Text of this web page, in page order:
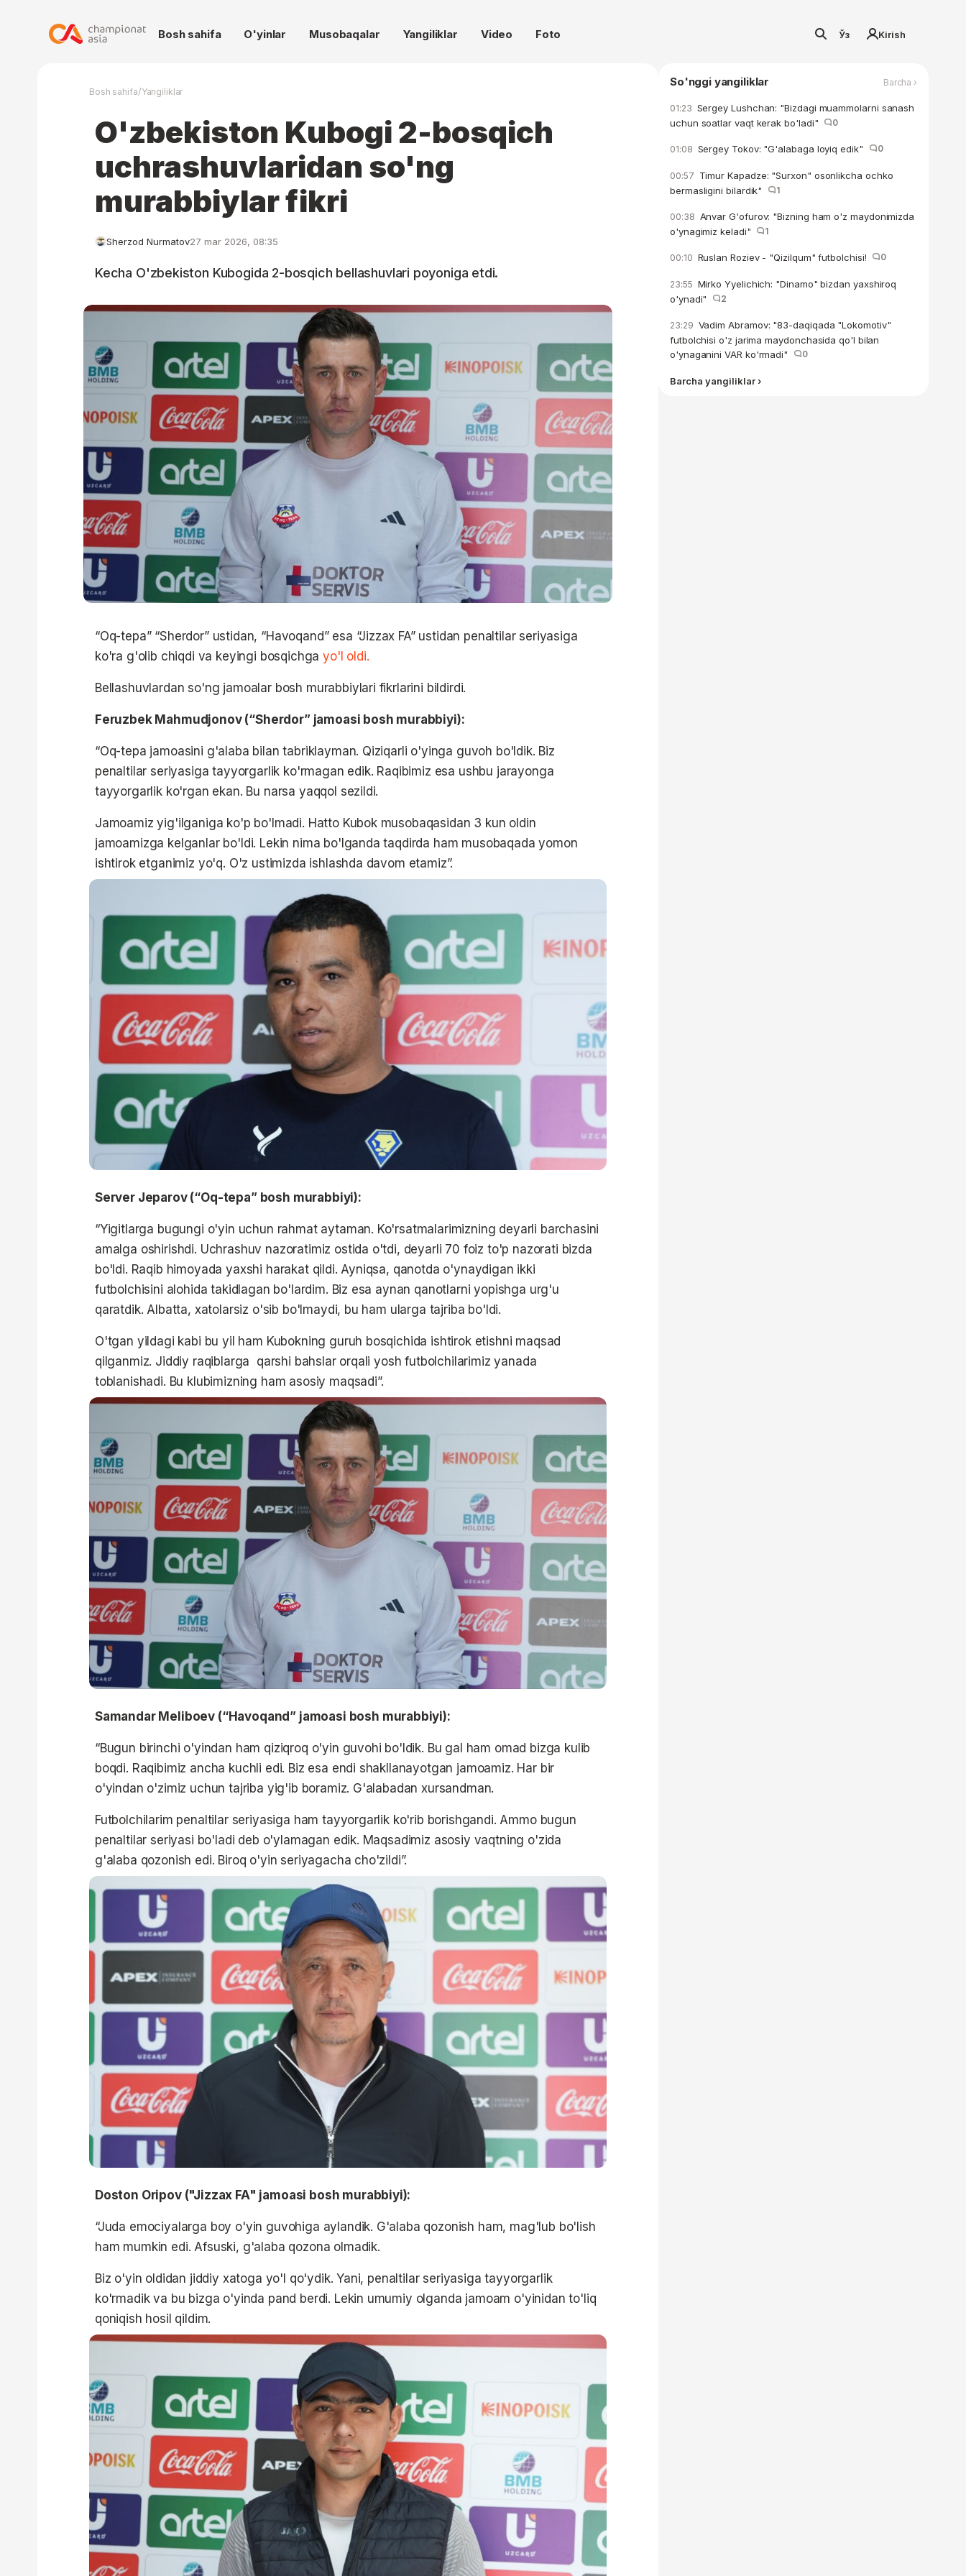
Bosh sahifa O'yinlar Musobaqalar Yangiliklar Video Foto Ўз Kirish
Bosh sahifa/Yangiliklar
O'zbekiston Kubogi 2-bosqich
uchrashuvlaridan so'ng
murabbiylar fikri
Sherzod Nurmatov27 mar 2026, 08:35
Kecha O'zbekiston Kubogida 2-bosqich bellashuvlari poyoniga etdi.
“Oq-tepa” “Sherdor” ustidan, “Havoqand” esa “Jizzax FA” ustidan penaltilar seriyasiga
ko'ra g'olib chiqdi va keyingi bosqichgayo'l oldi.
Bellashuvlardan so'ng jamoalar bosh murabbiylari fikrlarini bildirdi.
Feruzbek Mahmudjonov (“Sherdor” jamoasi bosh murabbiyi):
“Oq-tepa jamoasini g'alaba bilan tabriklayman. Qiziqarli o'yinga guvoh bo'ldik. Biz
penaltilar seriyasiga tayyorgarlik ko'rmagan edik. Raqibimiz esa ushbu jarayonga
tayyorgarlik ko'rgan ekan. Bu narsa yaqqol sezildi.
Jamoamiz yig'ilganiga ko'p bo'lmadi. Hatto Kubok musobaqasidan 3 kun oldin
jamoamizga kelganlar bo'ldi. Lekin nima bo'lganda taqdirda ham musobaqada yomon
ishtirok etganimiz yo'q. O'z ustimizda ishlashda davom etamiz”.
Server Jeparov (“Oq-tepa” bosh murabbiyi):
“Yigitlarga bugungi o'yin uchun rahmat aytaman. Ko'rsatmalarimizning deyarli barchasini
amalga oshirishdi. Uchrashuv nazoratimiz ostida o'tdi, deyarli 70 foiz to'p nazorati bizda
bo'ldi. Raqib himoyada yaxshi harakat qildi. Ayniqsa, qanotda o'ynaydigan ikki
futbolchisini alohida takidlagan bo'lardim. Biz esa aynan qanotlarni yopishga urg'u
qaratdik. Albatta, xatolarsiz o'sib bo'lmaydi, bu ham ularga tajriba bo'ldi.
O'tgan yildagi kabi bu yil ham Kubokning guruh bosqichida ishtirok etishni maqsad
qilganmiz. Jiddiy raqiblarga qarshi bahslar orqali yosh futbolchilarimiz yanada
toblanishadi. Bu klubimizning ham asosiy maqsadi”.
Samandar Meliboev (“Havoqand” jamoasi bosh murabbiyi):
“Bugun birinchi o'yindan ham qiziqroq o'yin guvohi bo'ldik. Bu gal ham omad bizga kulib
boqdi. Raqibimiz ancha kuchli edi. Biz esa endi shakllanayotgan jamoamiz. Har bir
o'yindan o'zimiz uchun tajriba yig'ib boramiz. G'alabadan xursandman.
Futbolchilarim penaltilar seriyasiga ham tayyorgarlik ko'rib borishgandi. Ammo bugun
penaltilar seriyasi bo'ladi deb o'ylamagan edik. Maqsadimiz asosiy vaqtning o'zida
g'alaba qozonish edi. Biroq o'yin seriyagacha cho'zildi”.
Doston Oripov ("Jizzax FA" jamoasi bosh murabbiyi):
“Juda emociyalarga boy o'yin guvohiga aylandik. G'alaba qozonish ham, mag'lub bo'lish
ham mumkin edi. Afsuski, g'alaba qozona olmadik.
Biz o'yin oldidan jiddiy xatoga yo'l qo'ydik. Yani, penaltilar seriyasiga tayyorgarlik
ko'rmadik va bu bizga o'yinda pand berdi. Lekin umumiy olganda jamoam o'yinidan to'liq
qoniqish hosil qildim.
So'nggi yangiliklar Barcha ›
01:23 Sergey Lushchan: "Bizdagi muammolarni sanash
uchun soatlar vaqt kerak bo'ladi"
0
01:08 Sergey Tokov: "G'alabaga loyiq edik" 0
00:57 Timur Kapadze: "Surxon" osonlikcha ochko
bermasligini bilardik"
1
00:38 Anvar G'ofurov: "Bizning ham o'z maydonimizda
o'ynagimiz keladi"
1
00:10 Ruslan Roziev - "Qizilqum" futbolchisi! 0
23:55 Mirko Yyelichich: "Dinamo" bizdan yaxshiroq
o'ynadi"
2
23:29 Vadim Abramov: "83-daqiqada "Lokomotiv"
futbolchisi o'z jarima maydonchasida qo'l bilan
o'ynaganini VAR ko'rmadi"
0
Barcha yangiliklar ›